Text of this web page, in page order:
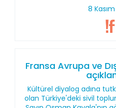
8
Fransa Avrupa ve
Kültürel diyalog adına
olan Türkiye'deki sivil